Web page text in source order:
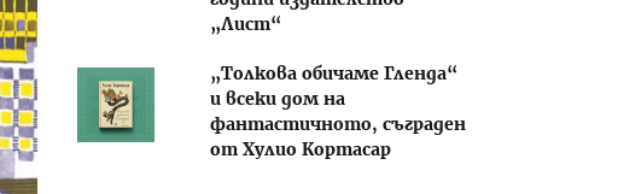
„Лист“
„Толкова обичаме Гленда“
и всеки дом на
фантастичното, съграден
от Хулио Кортасар